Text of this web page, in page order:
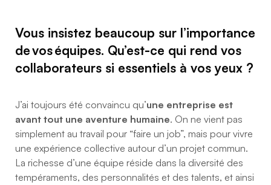
Vous insistez beaucoup sur l’importance
de vos équipes. Qu’est-ce qui rend vos
collaborateurs si essentiels à vos yeux ?
J’ai toujours été convaincu qu’une entreprise est
avant tout une aventure humaine. On ne vient pas
simplement au travail pour “faire un job”, mais pour vivre
une expérience collective autour d’un projet commun.
La richesse d’une équipe réside dans la diversité des
tempéraments, des personnalités et des talents, et ainsi